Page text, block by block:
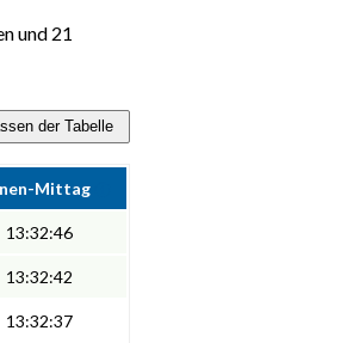
und 21
der Tabelle
Mittag
13:32:46
13:32:42
13:32:37